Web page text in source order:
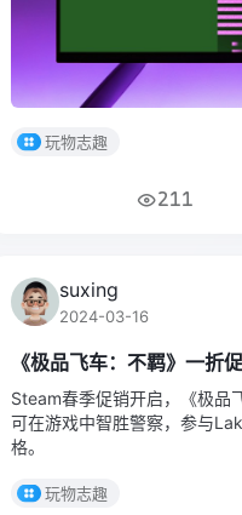
玩物志趣
211
suxing
2024-03-16
《极品飞车：不羁》一折
Steam春季促销开启，《极品
可在游戏中智胜警察，参与
格。
玩物志趣